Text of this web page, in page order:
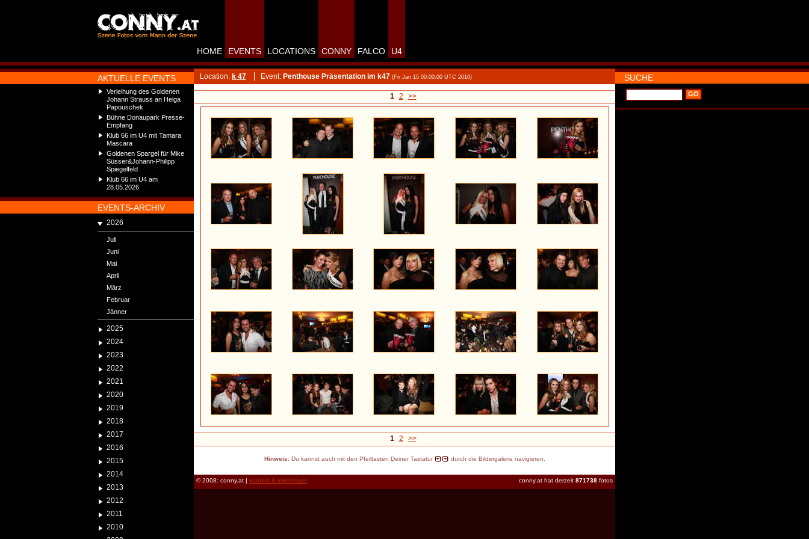
AKTUELLE EVENTS
Verleihung des Goldenen
Johann Strauss an Helga
Papouschek
Bühne Donaupark Presse-
Empfang
Klub 66 im U4 mit Tamara
Mascara
Goldenen Spargel für Mike
Süsser&Johann-Philipp
Spiegelfeld
Klub 66 im U4 am
28.05.2026
EVENTS-ARCHIV
2026
Juli
Juni
Mai
April
März
Februar
Jänner
2025
2024
2023
2022
2021
2020
2019
2018
2017
2016
2015
2014
2013
2012
2011
2010
HOME EVENTS LOCATIONS CONNY FALCO U4
Location: k 47 Event: Penthouse Präsentation im k47 (Fri Jan 15 00:00:00 UTC 2010)
1 2 >>
1 2 >>
Hinweis:Du kannst auch mit den Pfeiltasten Deiner Tastatur durch die Bildergalerie navigieren.
conny.at hat derzeit 871738 fotos
© 2008: conny.at | kontakt & impressum
SUCHE